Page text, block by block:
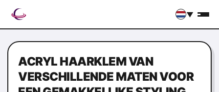
▼
ACRYL HAARKLEM VAN
VERSCHILLENDE MATEN VOOR